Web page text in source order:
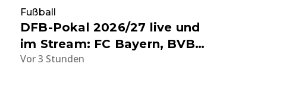
Fußball
DFB-Pokal 2026/27 live und
im Stream: FC Bayern, BVB
und Co. - Alle Infos zu
Vor 3 Stunden